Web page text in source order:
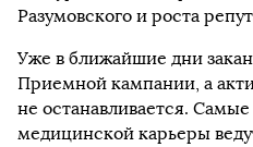
Разумовского и роста
Уже в ближайшие дни
Приемной кампании, а
не останавливается.
медицинской карьеры